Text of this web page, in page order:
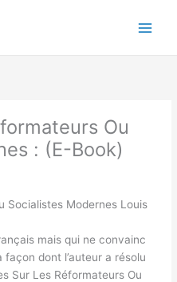
Ou
: (E-Book)
Socialistes Modernes Louis
mais qui ne convainc
façon dont l’auteur a résolu
Sur Les Réformateurs Ou